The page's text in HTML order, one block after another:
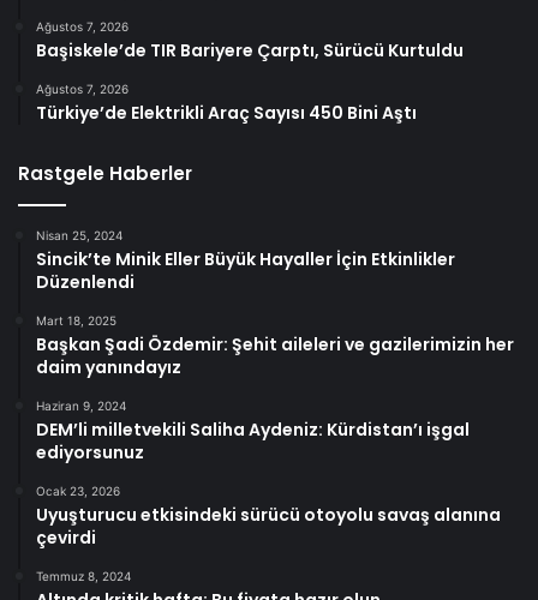
Ağustos 7, 2026
Başiskele’de TIR Bariyere Çarptı, Sürücü Kurtuldu
Ağustos 7, 2026
Türkiye’de Elektrikli Araç Sayısı 450 Bini Aştı
Rastgele Haberler
Nisan 25, 2024
Sincik’te Minik Eller Büyük Hayaller İçin Etkinlikler
Düzenlendi
Mart 18, 2025
Başkan Şadi Özdemir: Şehit aileleri ve gazilerimizin her
daim yanındayız
Haziran 9, 2024
DEM’li milletvekili Saliha Aydeniz: Kürdistan’ı işgal
ediyorsunuz
Ocak 23, 2026
Uyuşturucu etkisindeki sürücü otoyolu savaş alanına
çevirdi
Temmuz 8, 2024